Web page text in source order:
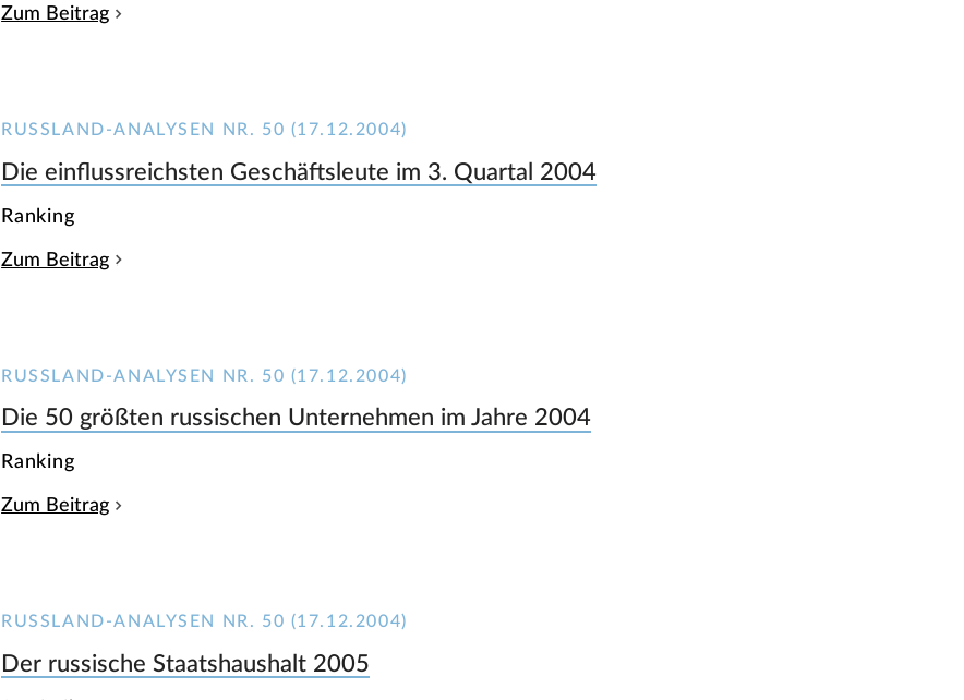
Zum Beitrag
RUSSLAND-ANALYSEN NR. 50 (17.12.2004)
Die einflussreichsten Geschäftsleute im 3. Quartal 2004
Ranking
Zum Beitrag
RUSSLAND-ANALYSEN NR. 50 (17.12.2004)
Die 50 größten russischen Unternehmen im Jahre 2004
Ranking
Zum Beitrag
RUSSLAND-ANALYSEN NR. 50 (17.12.2004)
Der russische Staatshaushalt 2005